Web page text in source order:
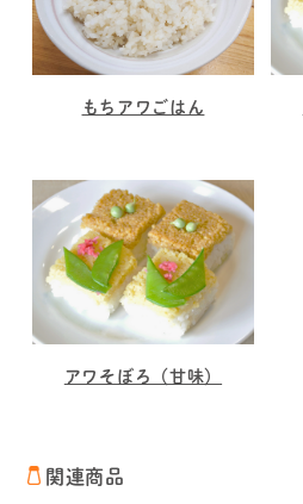
もちアワごはん
アワそぼろ（甘味）
関連商品